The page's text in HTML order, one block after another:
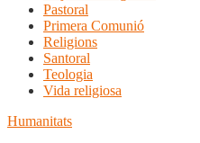
Pastoral
Primera Comunió
Religions
Santoral
Teologia
Vida religiosa
Humanitats